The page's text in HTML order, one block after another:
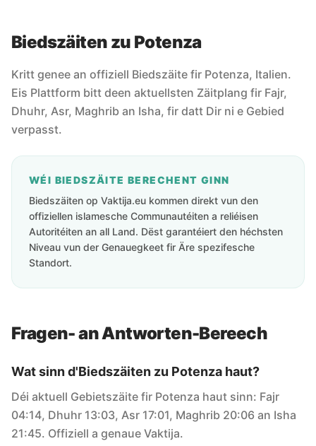
Biedszäiten zu Potenza
Kritt genee an offiziell Biedszäite fir Potenza, Italien.
Eis Plattform bitt deen aktuellsten Zäitplang fir Fajr,
Dhuhr, Asr, Maghrib an Isha, fir datt Dir ni e Gebied
verpasst.
WÉI BIEDSZÄITE BERECHENT GINN
Biedszäiten op Vaktija.eu kommen direkt vun den
offiziellen islamesche Communautéiten a reliéisen
Autoritéiten an all Land. Dëst garantéiert den héchsten
Niveau vun der Genauegkeet fir Äre spezifesche
Standort.
Fragen- an Antworten-Bereech
Wat sinn d'Biedszäiten zu Potenza haut?
Déi aktuell Gebietszäite fir Potenza haut sinn: Fajr
04:14, Dhuhr 13:03, Asr 17:01, Maghrib 20:06 an Isha
21:45. Offiziell a genaue Vaktija.